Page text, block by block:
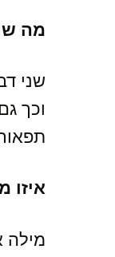
מה
שני
וכך
איזו
מילה